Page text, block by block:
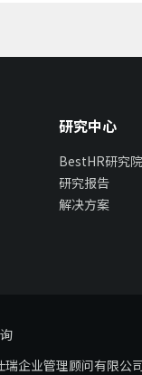
研究中心
BestHR研究院
研究报告
解决方案
企业管理顾问有限公